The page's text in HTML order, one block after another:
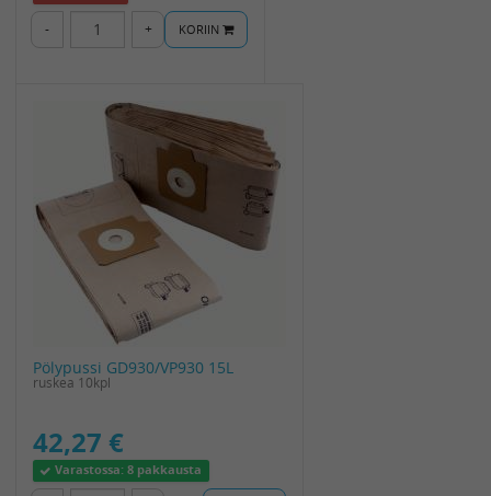
- + KORIIN
Pölypussi GD930/VP930 15L
ruskea 10kpl
42,27 €
Varastossa:8 pakkausta